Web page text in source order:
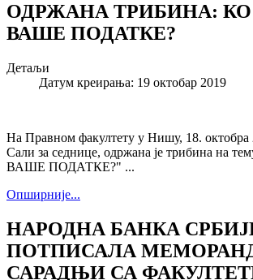
ОДРЖАНА ТРИБИНА: КО
ВАШЕ ПОДАТКЕ?
Детаљи
Датум креирања: 19 октобар 2019
На Правном факултету у Нишу, 18. октобра
Сали за седнице, одржана је трибина на
ВАШЕ ПОДАТКЕ?" ...
Опширније...
НАРОДНА БАНКА
ПОТПИСАЛА
САРАДЊИ СА